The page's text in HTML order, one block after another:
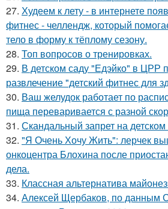
27. Худеем к лету - в интернете
фитнес - челлендж, который
тело в форму к тёплому сезону.
28. Топ вопросов о тренировках.
29. В детском саду "Едэйко" в ЦРР
развлечение "детский фитнес для
30. Ваш желудок работает по
пища переваривается с разной
31. Скандальный запрет на детском
32. "Я Очень Хочу Жить": лерчек
онкоцентра Блохина после
дела.
33. Классная альтернатива
34. Алексей Щербаков, по данным